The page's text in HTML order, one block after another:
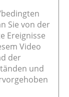
Sie von der
Ereignisse
Video
der
und